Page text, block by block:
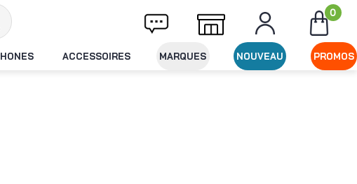
Livraison offerte dès 49€ d'achat 0
ACCESSOIRES MARQUES NOUVEAU PROMOS